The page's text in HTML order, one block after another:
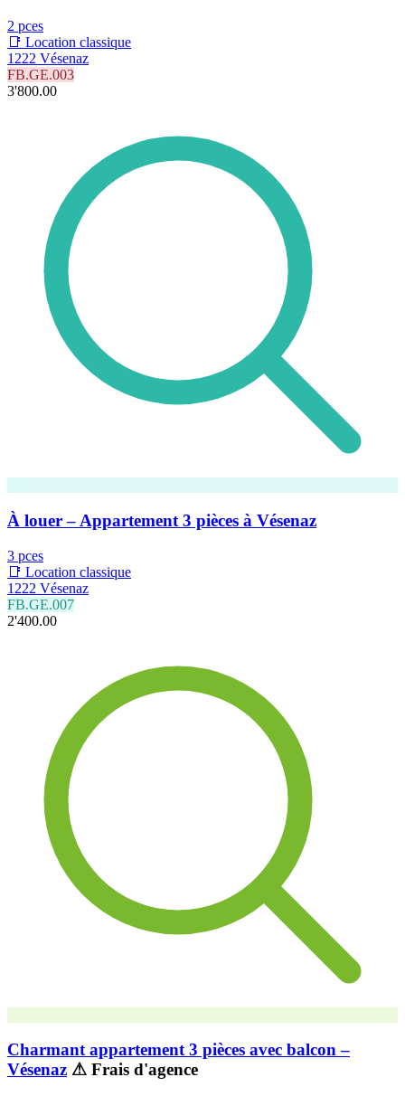
2 pces
📑 Location classique
1222 Vésenaz
FB.GE.003
3'800.00
À louer – Appartement 3 pièces à Vésenaz
3 pces
📑 Location classique
1222 Vésenaz
FB.GE.007
2'400.00
Charmant appartement 3 pièces avec balcon –
Vésenaz ⚠ Frais d'agence